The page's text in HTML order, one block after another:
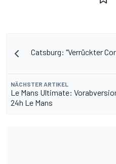
Catsburg: "Verrückter
NÄCHSTER ARTIKEL
Le Mans Ultimate:
24h Le Mans